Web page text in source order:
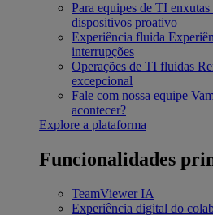
Para equipes de TI enxutas
dispositivos proativo
Experiência fluida
interrupções
Operações de TI fluidas
excepcional
Fale com nossa equipe
acontecer?
Explore a plataforma
Funcionalidades
TeamViewer IA
Experiência digital do